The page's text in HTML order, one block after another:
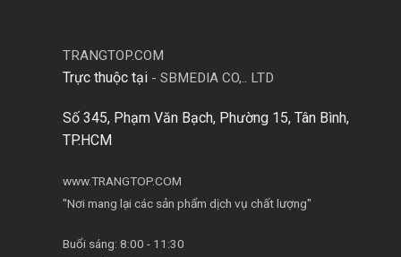
TRANGTOP.COM
Trực thuộc tại - SBMEDIA CO,.. LTD
Số 345, Phạm Văn Bạch, Phường 15, Tân Bình,
TP.HCM
www.TRANGTOP.COM
"Nơi mang lại các sản phẩm dịch vụ chất lượng"
Buổi sáng: 8:00 - 11:30